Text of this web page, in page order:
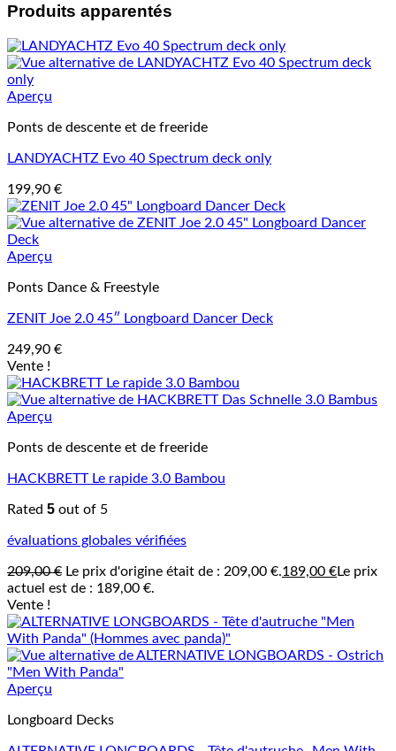
Produits apparentés
Aperçu
Ponts de descente et de freeride
LANDYACHTZ Evo 40 Spectrum deck only
199,90 €
Aperçu
Ponts Dance & Freestyle
ZENIT Joe 2.0 45″ Longboard Dancer Deck
249,90 €
Vente !
Aperçu
Ponts de descente et de freeride
HACKBRETT Le rapide 3.0 Bambou
Rated 5 out of 5
évaluations globales vérifiées
209,00€ Le prix d'origine était de : 209,00 €.189,00 €Le prix
actuel est de : 189,00 €.
Vente !
Aperçu
Longboard Decks